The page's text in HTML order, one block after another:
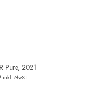
Pure, 2021
inkl. MwST.